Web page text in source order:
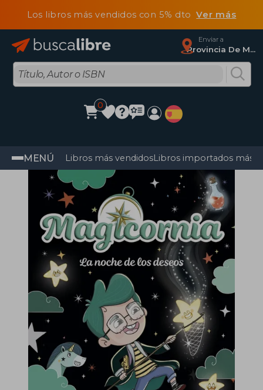
Los libros más vendidos con 5% dtoVer más
Enviar a
Provincia De Madrid
0
MENÚ Libros más vendidosLibros importados más